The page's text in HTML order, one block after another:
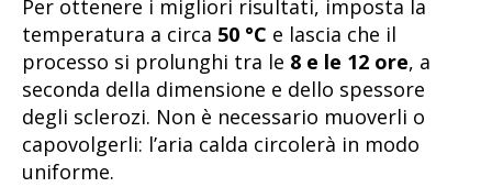
Per ottenere i migliori risultati, imposta la
temperatura a circa 50 °C e lascia che il
processo si prolunghi tra le 8 e le 12 ore, a
seconda della dimensione e dello spessore
degli sclerozi. Non è necessario muoverli o
capovolgerli: l’aria calda circolerà in modo
uniforme.